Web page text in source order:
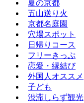
夏の京都
五山送り火
京都名庭園
穴場スポット
日帰りコース
フリーきっぷ
恋愛・縁結び
外国人オススメ
子ども
渋滞しらず観光